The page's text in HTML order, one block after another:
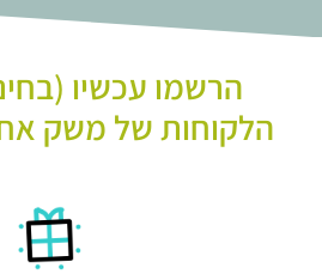
הרשמו עכשיו
הלקוחות של משק